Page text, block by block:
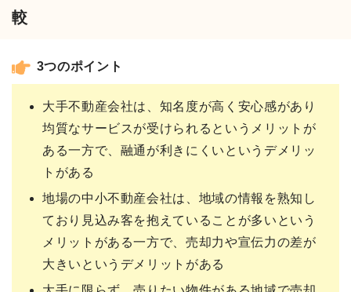
較
3つのポイント
大手不動産会社は、知名度が高く安心感があり
均質なサービスが受けられるというメリットが
ある一方で、融通が利きにくいというデメリッ
トがある
地場の中小不動産会社は、地域の情報を熟知し
ており見込み客を抱えていることが多いという
メリットがある一方で、売却力や宣伝力の差が
大きいというデメリットがある